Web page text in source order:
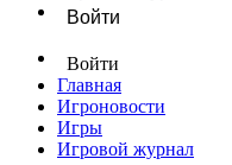
Войти
Войти
Главная
Игроновости
Игры
Игровой журнал